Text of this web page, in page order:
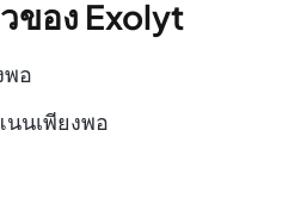
ของ Exolyt
พอ
นเพียงพอ